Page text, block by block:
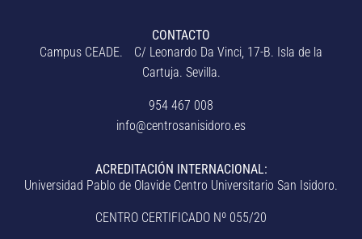
CONTACTO
Campus CEADE. C/ Leonardo Da Vinci, 17-B. Isla de la
Cartuja. Sevilla.
954 467 008
info@centrosanisidoro.es
ACREDITACIÓN INTERNACIONAL:
Universidad Pablo de Olavide Centro Universitario San Isidoro.
CENTRO CERTIFICADO Nº 055/20